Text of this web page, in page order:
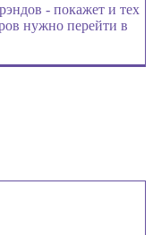
- покажет и тех
нужно перейти в